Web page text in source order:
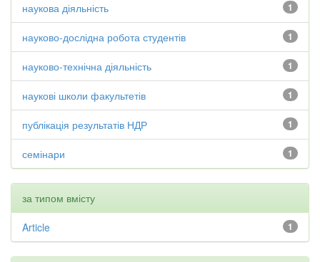
1
наукова діяльність
1
науково-дослідна робота студентів
1
науково-технічна діяльність
1
наукові школи факультетів
1
публікація результатів НДР
1
семінари
за типом вмісту
1
Article